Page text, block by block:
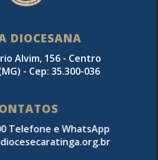
DIOCESANA
Alvim, 156 - Centro
- Cep: 35.300-036
Telefone e WhatsApp